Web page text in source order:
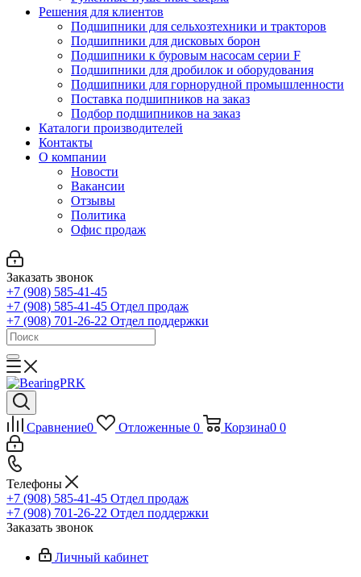
Решения для клиентов
Подшипники для сельхозтехники и тракторов
Подшипники для дисковых борон
Подшипники к буровым насосам серии F
Подшипники для дробилок и оборудования
Подшипники для горнорудной промышленности
Поставка подшипников на заказ
Подбор подшипников на заказ
Каталоги производителей
Контакты
О компании
Новости
Вакансии
Отзывы
Политика
Офис продаж
Заказать звонок
+7 (908) 585-41-45
+7 (908) 585-41-45 Отдел продаж
+7 (908) 701-26-22 Отдел поддержки
Сравнение0 Отложенные 0 Корзина0 0
Телефоны
+7 (908) 585-41-45 Отдел продаж
+7 (908) 701-26-22 Отдел поддержки
Заказать звонок
Личный кабинет